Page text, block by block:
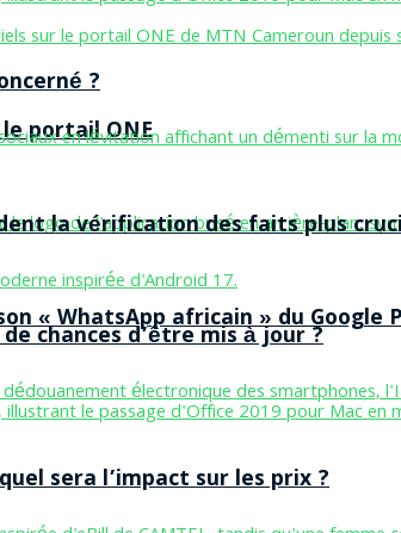
portail ONE
« WhatsApp africain » du Google
?
la vérification des faits plus
chances d’être mis à jour ?
sera l’impact sur les prix ?